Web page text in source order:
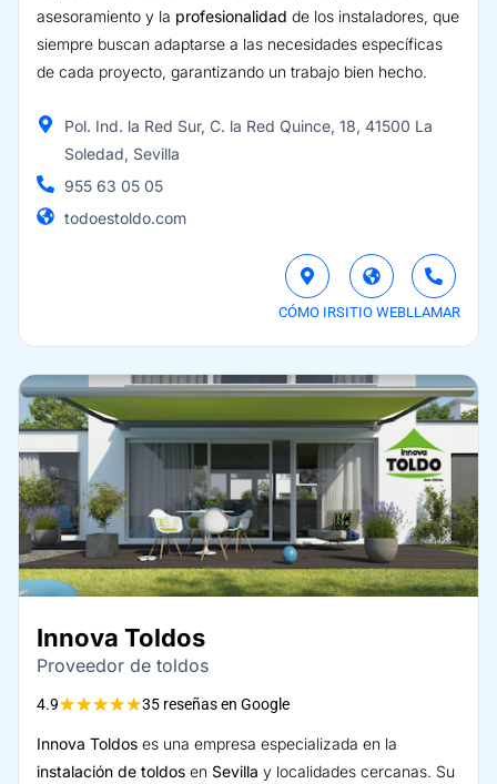
asesoramiento y la profesionalidad de los instaladores, que
siempre buscan adaptarse a las necesidades específicas
de cada proyecto, garantizando un trabajo bien hecho.
Pol. Ind. la Red Sur, C. la Red Quince, 18, 41500 La
Soledad, Sevilla
955 63 05 05
todoestoldo.com
CÓMO IRSITIO WEBLLAMAR
Innova Toldos
Proveedor de toldos
4.9★★★★★35 reseñas en Google
Innova Toldos es una empresa especializada en la
instalación de toldos en Sevilla y localidades cercanas. Su